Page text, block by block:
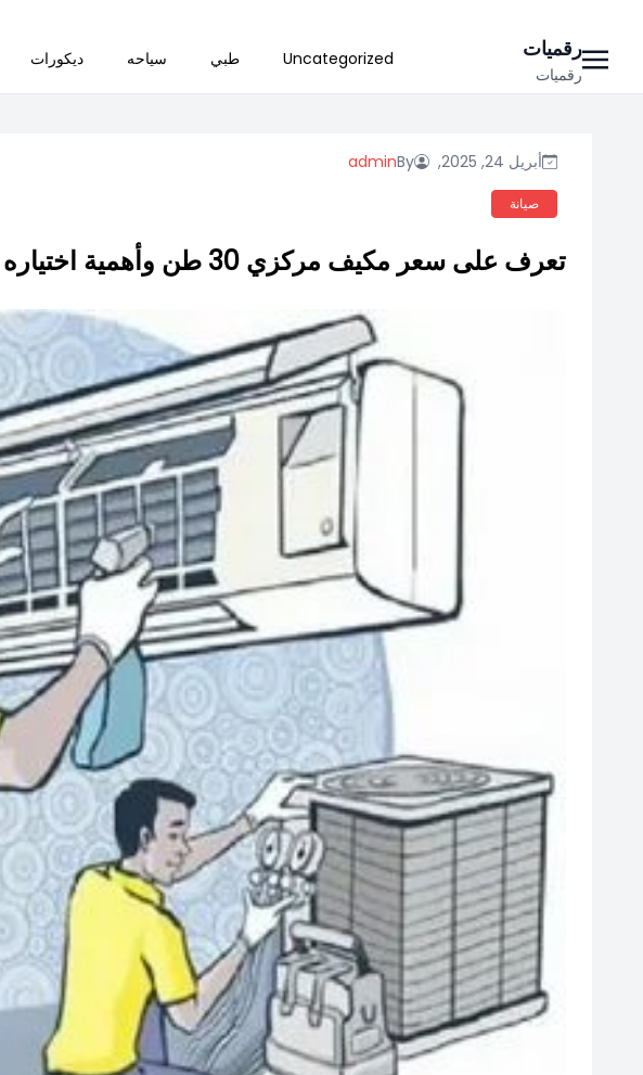
content
رقميات
رقميات
Uncategorized طبي سياحه ديكورات
أبريل 24, 2025, By
admin
صيانة
تعرف على سعر مكيف مركزي 30 طن وأهمية اختياره بعناية